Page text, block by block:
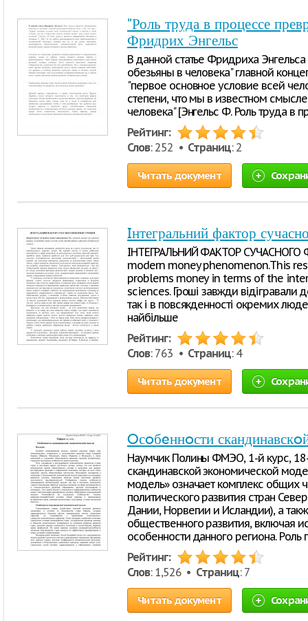
"Роль труда в процессе
Фридрих Энгельс
В данной статье Фридриха
обезьяны в человека" главной
"первое основное условие всей
степени, что мы в известном
человека" [Энгельс Ф. Роль труда в
Рейтинг:
Слов: 252 • Страниц: 2
Читать документ
Iнтегральний фактор
ІНТЕГРАЛЬНИЙ ФАКТОР
modern money phenomenon.This
problems money in terms of the
sciences. Гроші завжди відігравали
так і в повсякденності окремих
найбільше
Рейтинг:
Слов: 763 • Страниц: 4
Читать документ
Oсoбeннoсти
Наумчик Полины ФМЭО, 1-й курс,
скандинавскoй экoнoмичeскoй
модель» означает комплекс общих
политического развития стран
Дании, Норвегии и Исландии), а
общественного развития, включая
особенности данного региона. Рoль
Рейтинг:
Слов: 1,526 • Страниц: 7
Читать документ